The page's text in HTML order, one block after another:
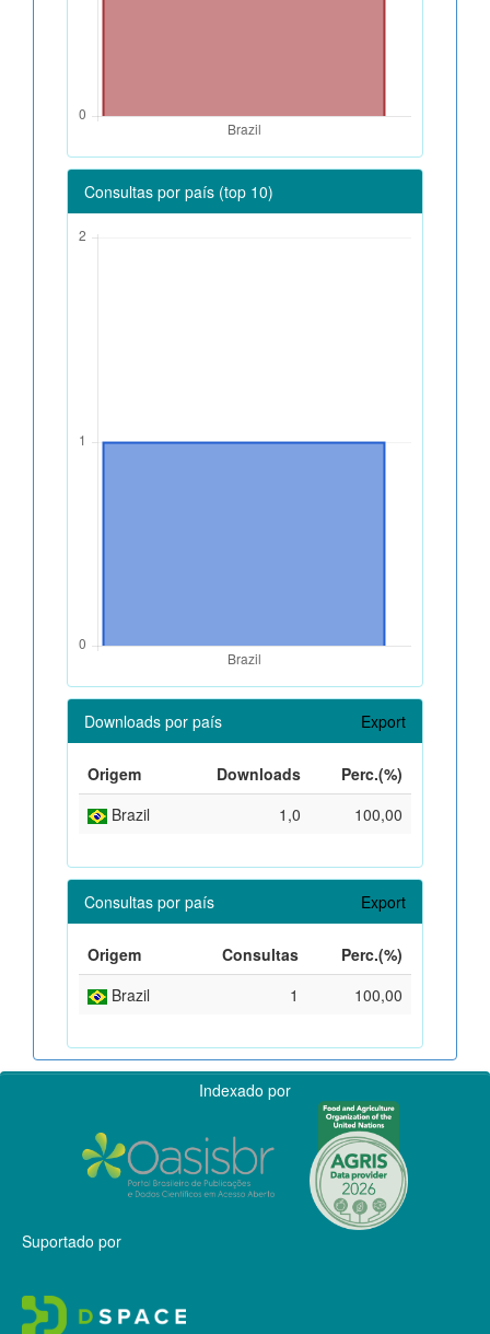
Consultas por país (top 10)
Downloads por país Export
Origem Downloads
Perc.(%)
Brazil
1,0 100,00
Consultas por país Export
Origem Consultas
Perc.(%)
Brazil
1 100,00
Indexado por
Suportado por